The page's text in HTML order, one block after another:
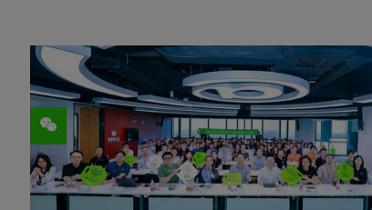
分享
8 月 12 日，2025 NVIDIA 创业企业
本次广州站活动由 NVIDIA 主办，清
环球贸易中心、G5 Capital、